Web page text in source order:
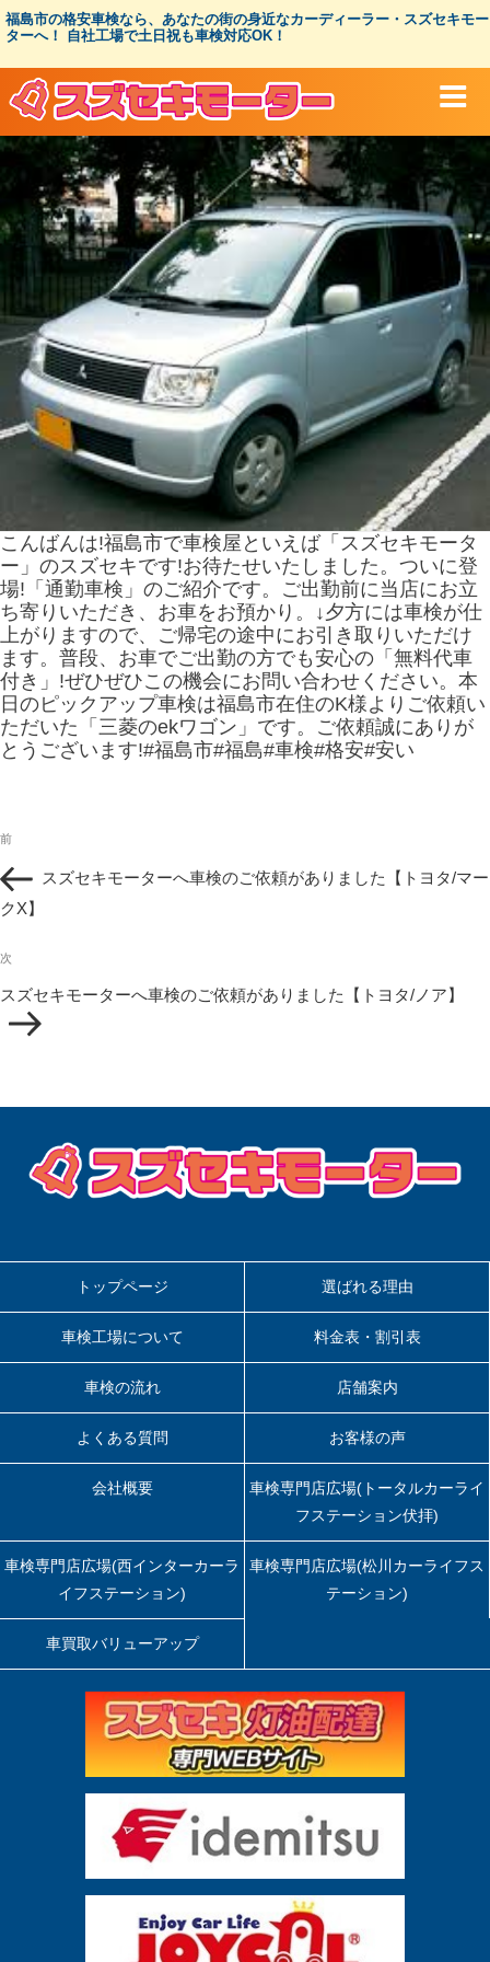
コ
ン
ツ
ス
ッ
プ
福島市の格安車検なら、あなたの街の身近なカーディーラー・スズセキモー
ターへ！ 自社工場で土日祝も車検対応OK！
こんばんは!福島市で車検屋といえば「スズセキモータ
ー」のスズセキです!お待たせいたしました。ついに登
場!「通勤車検」のご紹介です。ご出勤前に当店にお立
ち寄りいただき、お車をお預かり。↓夕方には車検が仕
上がりますので、ご帰宅の途中にお引き取りいただけ
ます。普段、お車でご出勤の方でも安心の「無料代車
付き」!ぜひぜひこの機会にお問い合わせください。本
日のピックアップ車検は福島市在住のK様よりご依頼い
ただいた「三菱のekワゴン」です。ご依頼誠にありが
とうございます!#福島市#福島#車検#格安#安い
稿
ナ
ビ
ゲ
シ
ン
過
の
投
前
スズセキモーターへ車検のご依頼がありました【トヨタ/マー
クX】
次
投
稿
次
スズセキモーターへ車検のご依頼がありました【トヨタ/ノア】
トップページ 選ばれる理由
車検工場について 料金表・割引表
車検の流れ 店舗案内
よくある質問 お客様の声
会社概要
車検専門店広場(トータルカーライ
フステーション伏拝)
車検専門店広場(西インターカーラ
イフステーション)
車検専門店広場(松川カーライフス
テーション)
車買取バリューアップ